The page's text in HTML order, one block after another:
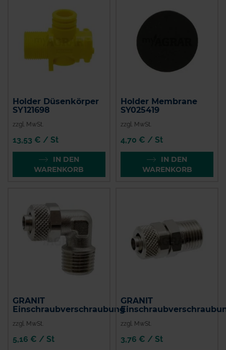
Holder Düsenkörper
SY121698
zzgl. MwSt.
13,53 € / St
IN DEN
WARENKORB
Holder Membrane
SY025419
zzgl. MwSt.
4,70 € / St
IN DEN
WARENKORB
GRANIT
Einschraubverschraubung
zzgl. MwSt.
5,16 € / St
GRANIT
zzgl. MwSt.
3,76 € / St